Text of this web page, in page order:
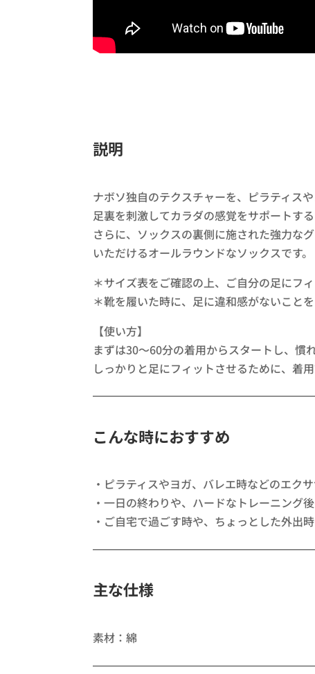
説明
ナボソ独自のテクスチャーを、ピラティス
足裏を刺激してカラダの感覚をサポートす
さらに、ソックスの裏側に施された強力な
いただけるオールラウンドなソックスです。
＊サイズ表をご確認の上、ご自分の足にフ
＊靴を履いた時に、足に違和感がないこと
【使い方】
まずは30～60分の着用からスタートし、慣
しっかりと足にフィットさせるために、着
こんな時におすすめ
・ピラティスやヨガ、バレエ時などのエク
・一日の終わりや、ハードなトレーニング
・ご自宅で過ごす時や、ちょっとした外出
主な仕様
素材：綿